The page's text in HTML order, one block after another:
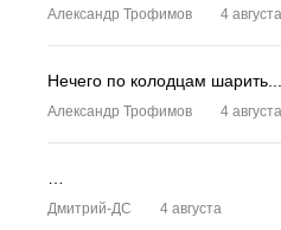
Александр Трофимов 4 августа
Нечего по колодцам
Александр Трофимов 4 августа
Дмитрий-ДС 4 августа